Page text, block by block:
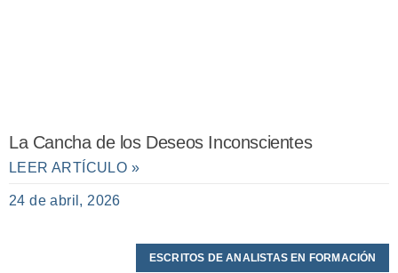
La Cancha de los Deseos Inconscientes
LEER ARTÍCULO »
24 de abril, 2026
ESCRITOS DE ANALISTAS EN FORMACIÓN